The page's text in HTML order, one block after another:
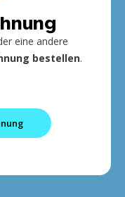
eine andere
bestellen.